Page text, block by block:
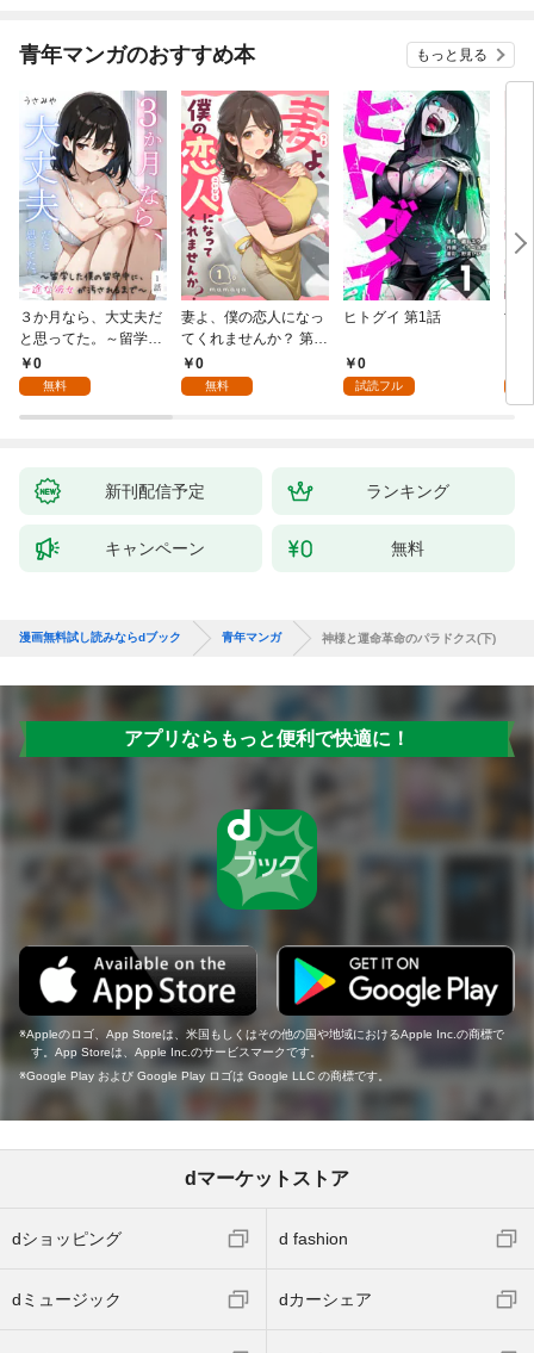
青年マンガのおすすめ本 もっと見る
３か月なら、大丈夫だ
と思ってた。～留学し
た僕の留守中に、一途
な彼女が汚されるまで
0
無料
妻よ、僕の恋人になっ
てくれませんか？ 第1
話0
無料
ヒトグイ 第1話
0
試読フル
世
新刊配信予定 ランキング
キャンペーン 無料
漫画無料試し読みならdブック 青年マンガ 神様と運命革命のパラドクス(下)
アプリならもっと便利で快適に！
Appleのロゴ、App Storeは、米国もしくはその他の国や地域におけるApple Inc.の商標で
す。App Storeは、Apple Inc.のサービスマークです。
Google Play および Google Play ロゴは Google LLC の商標です。
dマーケットストア
dショッピング d fashion
dミュージック dカーシェア